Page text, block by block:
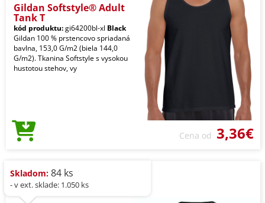
Gildan Softstyle® Adult
Tank T
kód produktu:gi64200bl-xl Black
Gildan 100 % prstencovo spriadaná
bavlna, 153,0 G/m2 (biela 144,0
G/m2). Tkanina Softstyle s vysokou
hustotou stehov, vy
Cena od 3,36€
Skladom: 84 ks
- v ext. sklade: 1.050 ks